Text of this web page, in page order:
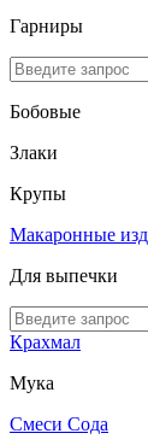
Гарниры
Бобовые
Злаки
Крупы
Макаронные
Для выпечки
Крахмал
Мука
Смеси Сода